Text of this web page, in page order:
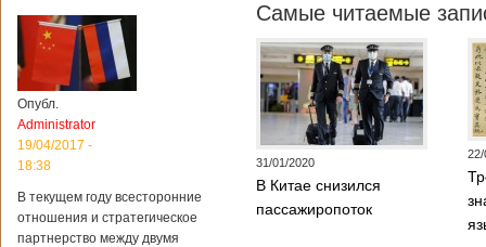
Опубл.
Administrator
19/04/2017 -
18:38
В текущем году всесторонние
отношения и стратегическое
партнерство между двумя
Самые читаемые
31/01/2020
В Китае снизился
пассажиропоток
22/